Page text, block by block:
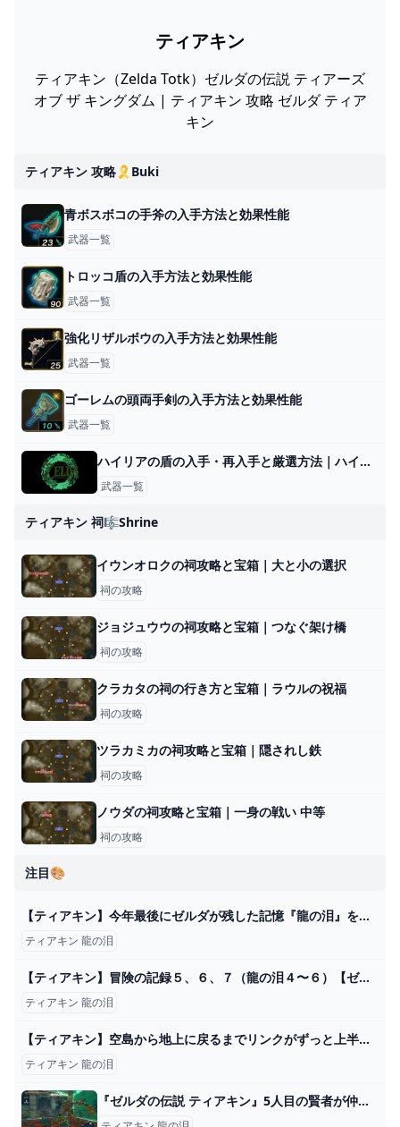
ティアキン
ティアキン（Zelda Totk）ゼルダの伝説 ティアーズ
オブ ザ キングダム | ティアキン 攻略 ゼルダ ティア
キン
ティアキン 攻略🎗️buki
青ボスボコの手斧の入手方法と効果性能
武器一覧
トロッコ盾の入手方法と効果性能
武器一覧
強化リザルボウの入手方法と効果性能
武器一覧
ゴーレムの頭両手剣の入手方法と効果性能
武器一覧
ハイリアの盾の入手・再入手と厳選方法｜ハイラルの盾
武器一覧
ティアキン 祠🎼shrine
イウンオロクの祠攻略と宝箱｜大と小の選択
祠の攻略
ジョジュウウの祠攻略と宝箱｜つなぐ架け橋
祠の攻略
クラカタの祠の行き方と宝箱｜ラウルの祝福
祠の攻略
ツラカミカの祠攻略と宝箱｜隠されし鉄
祠の攻略
ノウダの祠攻略と宝箱｜一身の戦い 中等
祠の攻略
注目🎨
【ティアキン】今年最後にゼルダが残した記憶『龍の泪』を全て見に行ってみたら...【ゼルダの伝説 ティアーズ オブ ザ キングダム】 - YouTube
ティアキン 龍の泪
【ティアキン】冒険の記録５、６、７（龍の泪４〜６）【ゼルダの伝説ティアーズオブザキングダム】 - YouTube
ティアキン 龍の泪
【ティアキン】空島から地上に戻るまでリンクがずっと上半身裸だったのは俺だけ？【ゼルダの伝説ティアーズオブザキングダム】
ティアキン 龍の泪
『ゼルダの伝説 ティアキン』5人目の賢者が仲間に！ガノンドロフとの最終対決は目前･･･！【プレイ日記09】 : もゲつぶ。【元ゲーム情報サイト編集者のつぶやき。】